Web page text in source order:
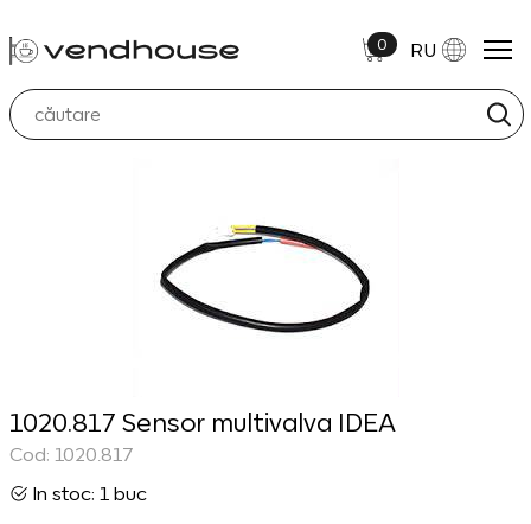
0 RU
1020.817 Sensor multivalva IDEA
Cod: 1020.817
In stoc: 1 buc